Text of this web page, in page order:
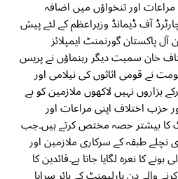
اور تنخواؤں میں اضافہ
چارٹرڈ آف ڈیمانڈ وزیراعظم کے لئے پیش
پاکستان گورنمنٹ ایمپلائز
خان سمیت دیگر رہنماؤں نے پریس
نے قومی اثاثوں کی نیلامی اور
ہزاروں نہیں لاکھوں ملازمین کو بے
حزب اختلاف اپنی مراعات اور
کا بیشتر حصہ مختص کرتے ہیں۔جب
طبقہ کے سرکاری ملازمین اور
کا نعرہ لگایا جاتا ہے۔قائدین کا